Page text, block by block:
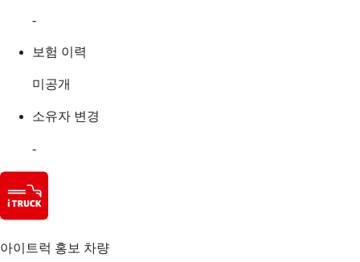
-
보험 이력
미공개
소유자 변경
-
아이트럭 홍보 차량